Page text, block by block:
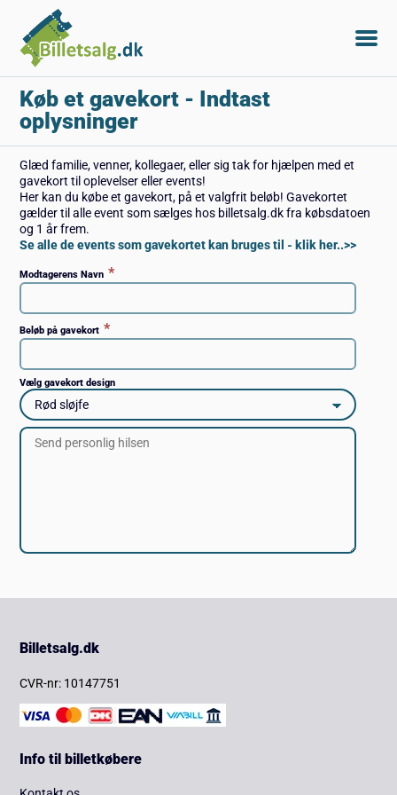
Køb et gavekort - Indtast
oplysninger
Glæd familie, venner, kollegaer, eller sig tak for hjælpen med et
gavekort til oplevelser eller events!
Her kan du købe et gavekort, på et valgfrit beløb! Gavekortet
gælder til alle event som sælges hos billetsalg.dk fra købsdatoen
og 1 år frem.
Se alle de events som gavekortet kan bruges til - klik her..>>
Modtagerens Navn *
Beløb på gavekort *
Vælg gavekort design
Billetsalg.dk
CVR-nr: 10147751
Info til billetkøbere